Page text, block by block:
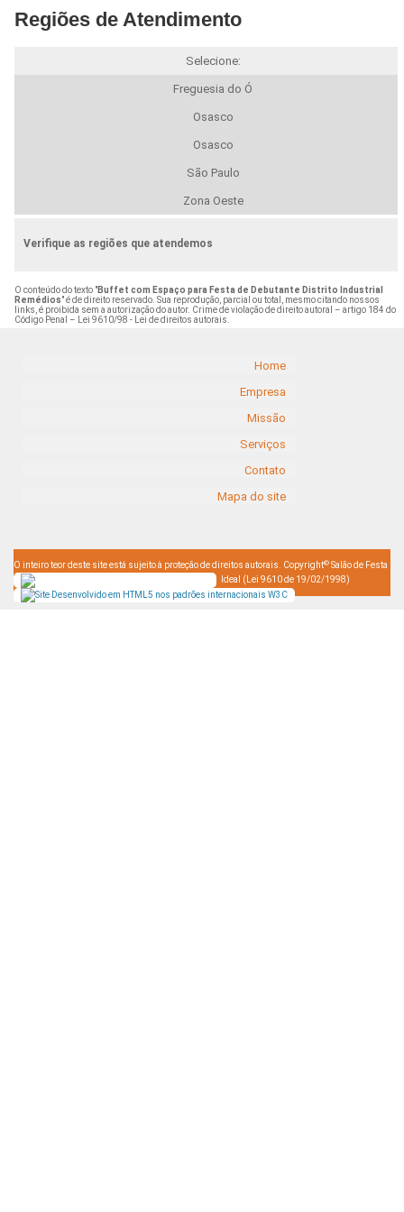
Regiões de Atendimento
Selecione:
Freguesia do Ó
Osasco
Osasco
São Paulo
Zona Oeste
Verifique as regiões que atendemos
O conteúdo do texto "Buffet com Espaço para Festa de Debutante Distrito Industrial
Remédios" é de direito reservado. Sua reprodução, parcial ou total, mesmo citando nossos
links, é proibida sem a autorização do autor. Crime de violação de direito autoral – artigo 184 do
Código Penal –
Lei 9610/98 - Lei de direitos autorais
Home
Empresa
Missão
Serviços
Contato
Mapa do site
O inteiro teor deste site está sujeito à proteção de direitos autorais. Copyright© Salão de Festa
Ideal (Lei 9610 de 19/02/1998)